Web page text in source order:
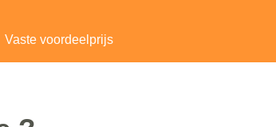
Vaste voordeelprijs